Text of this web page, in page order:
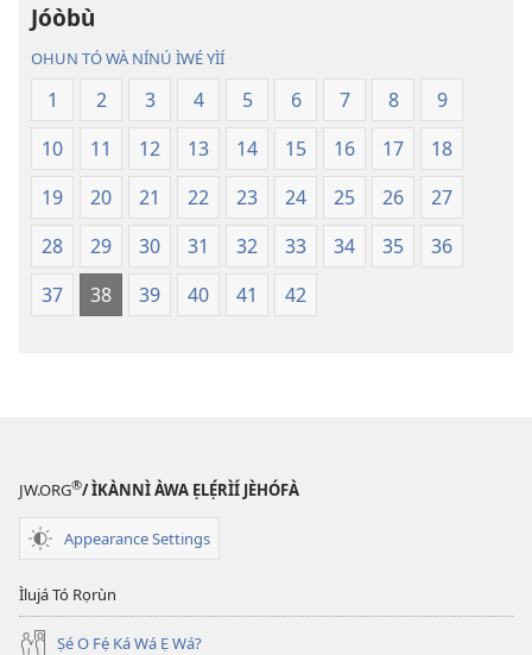
A
Tún
Ṣe
Lọ́dún
2018)
A
Tún
Ṣe
Lọ́dún
2018)
Jóòbù
OHUN TÓ WÀ NÍNÚ ÌWÉ YÌÍ
1 2 3 4 5 6 7 8
9
10
11 12 13 14 15 16 17
18
19
20 21 22 23 24 25 26
27
28
29 30 31 32 33 34 35
36
37
38 39 40 41 42
JW.ORG®/ ÌKÀNNÌ ÀWA ẸLẸ́RÌÍ JÈHÓFÀ
Appearance Settings
Ìlujá Tó Rọrùn
Ṣé O Fẹ́ Ká Wá Ẹ Wá?